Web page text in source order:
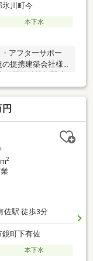
氷川町今
本下水
アフターサポー
公開物件情報関連
プランシミュレー
控除等▼お引渡し
来的な売却・賃貸
2
佐駅 徒歩3分
鏡町下有佐
本下水